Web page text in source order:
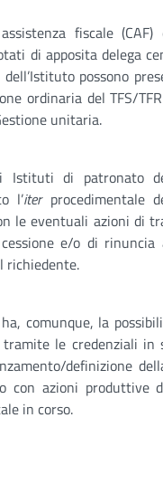
fiscale
di apposita delega
possono
ordinaria del TFS/
unitaria.
di patronato
l’iterprocedimentale
le eventuali azioni di
e/o di rinuncia
richiedente.
comunque, la
le credenziali in
definizione
con azioni produttive
in corso.